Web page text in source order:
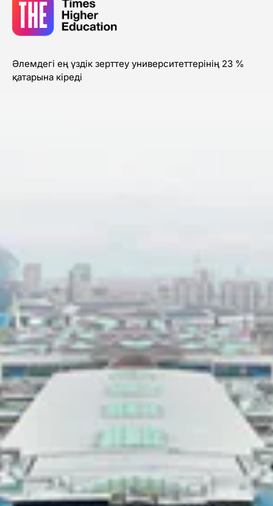
Әлемдегі ең үздік зерттеу университеттерінің 23 %
қатарына кіреді